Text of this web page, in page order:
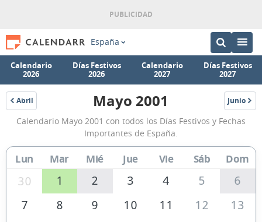
España
Calendario
2026
Días Festivos
2026
Calendario
2027
Días Festivos
2027
Abril
2001
Calendario
Mayo
2001
de
España
Mayo 2001 Junio
2001
Calendario Mayo 2001 con todos los Días Festivos y Fechas
Importantes de España.
Lun Mar Mié Jue Vie Sáb Dom
30 1 2 3 4 5
6
7
8 9 10 11 12
13